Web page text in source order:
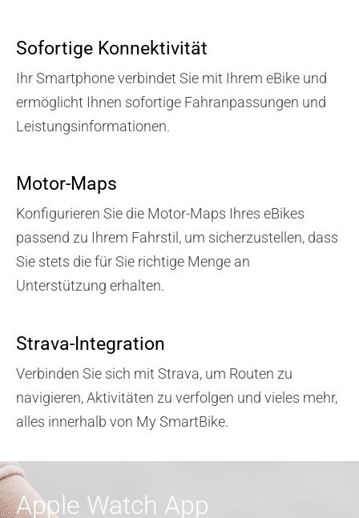
Sofortige Konnektivität
Ihr Smartphone verbindet Sie mit Ihrem eBike und
ermöglicht Ihnen sofortige Fahranpassungen und
Leistungsinformationen.
Motor-Maps
Konfigurieren Sie die Motor-Maps Ihres eBikes
passend zu Ihrem Fahrstil, um sicherzustellen, dass
Sie stets die für Sie richtige Menge an
Unterstützung erhalten.
Strava-Integration
Verbinden Sie sich mit Strava, um Routen zu
navigieren, Aktivitäten zu verfolgen und vieles mehr,
alles innerhalb von My SmartBike.
Apple Watch App